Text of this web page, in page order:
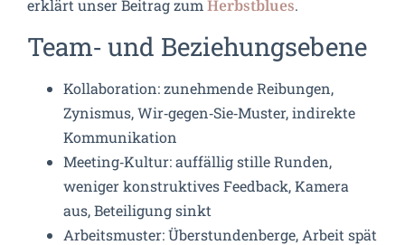
erklärt unser Beitrag zum Herbstblues.
Team‑ und Beziehungsebene
Kollaboration: zunehmende Reibungen,
Zynismus, Wir‑gegen‑Sie‑Muster, indirekte
Kommunikation
Meeting‑Kultur: auffällig stille Runden,
weniger konstruktives Feedback, Kamera
aus, Beteiligung sinkt
Arbeitsmuster: Überstundenberge, Arbeit spät